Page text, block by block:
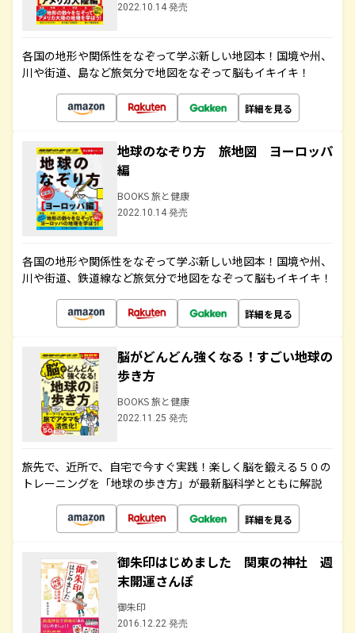
2022.10.14 発売
各国の地形や関係性をなぞって学ぶ新しい地図本！国境や州、
川や街道、島など旅気分で地図をなぞって脳もイキイキ！
詳細を見る
地球のなぞり方 旅地図 ヨーロッパ
編
BOOKS 旅と健康
2022.10.14 発売
各国の地形や関係性をなぞって学ぶ新しい地図本！国境や州、
川や街道、鉄道線など旅気分で地図をなぞって脳もイキイキ！
詳細を見る
脳がどんどん強くなる！すごい地球の
歩き方
BOOKS 旅と健康
2022.11.25 発売
旅先で、近所で、自宅で今すぐ実践！楽しく脳を鍛える５０の
トレーニングを「地球の歩き方」が最新脳科学とともに解説
詳細を見る
御朱印はじめました 関東の神社 週
末開運さんぽ
御朱印
2016.12.22 発売